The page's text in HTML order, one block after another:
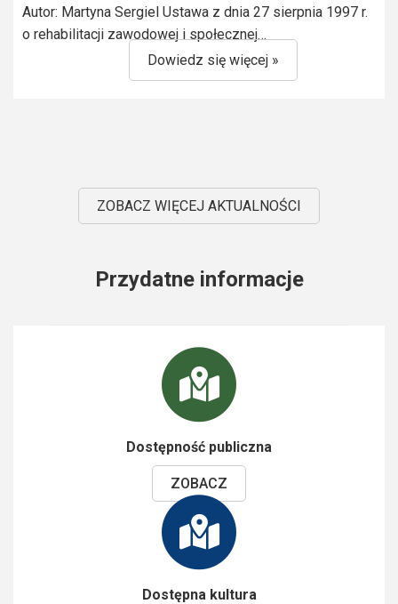
Autor: Martyna Sergiel Ustawa z dnia 27 sierpnia 1997 r.
o rehabilitacji zawodowej i społecznej…
Dowiedz się więcej »
ZOBACZ WIĘCEJ AKTUALNOŚCI
Przydatne informacje
Dostępność publiczna
ZOBACZ
Dostępna kultura